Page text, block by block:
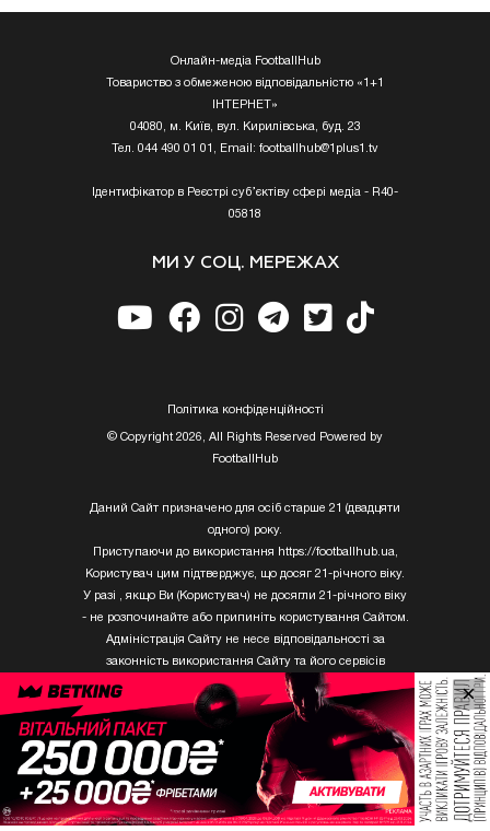
Онлайн-медіа FootballHub
Товариство з обмеженою відповідальністю «1+1
ІНТЕРНЕТ»
04080, м. Київ, вул. Кирилівська, буд. 23
Тел. 044 490 01 01, Email: footballhub@1plus1.tv
Ідентифікатор в Реєстрі суб’єктіву сфері медіа - R40-
05818
МИ У СОЦ. МЕРЕЖАХ
Полiтика конфiденцiйностi
© Copyright 2026, All Rights Reserved Powered by
FootballHub
Даний Сайт призначено для осіб старше 21 (двадцяти
одного) року.
Приступаючи до використання https://footballhub.ua,
Користувач цим підтверджує, що досяг 21-річного віку.
У разі , якщо Ви (Користувач) не досягли 21-річного віку
- не розпочинайте або припиніть користування Сайтом.
Адміністрація Сайту не несе відповідальності за
законність використання Сайту та його сервісів
Користувачем, який не досяг 21-річного віку.
Твори Getty Images, що розміщені на сайті, не можуть
бути використані третіми особами без письмового
дозволу ТОВ «ГЛОБАЛ ІМІДЖЕС ЮКРЕЙН.
×